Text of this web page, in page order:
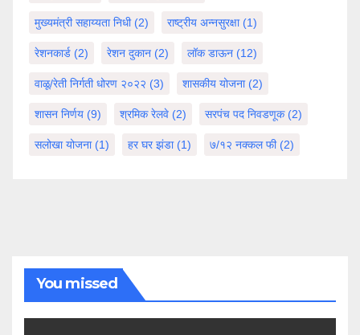
मुख्यमंत्री सहाय्यता निधी(2) राष्ट्रीय अन्नसुरक्षा(1)
रेशनकार्ड (2) रेशन दुकान (2) लॉक डाऊन (12)
वाळू/रेती निर्गती धोरण २०२२ (3) शासकीय योजना(2)
शासन निर्णय (9) श्रमिक रेलवे (2) सरपंच पद निवडणूक(2)
सलोखा योजना(1) हर घर झंडा(1) ७/१२ नक्कल फी(2)
You missed